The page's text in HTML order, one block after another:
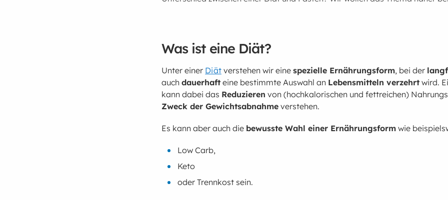
Was ist eine Diät?
Unter einer Diätverstehen wir eine spezielle Ernährungsform, bei der
auchdauerhaft eine bestimmte Auswahl an Lebensmitteln verzehrt wird.
kann dabei das Reduzieren von (hochkalorischen und fettreichen)
Zweck der Gewichtsabnahme verstehen.
Es kann aber auch die bewusste Wahl einer Ernährungsform wie
Low Carb,
Keto
oder Trennkost sein.